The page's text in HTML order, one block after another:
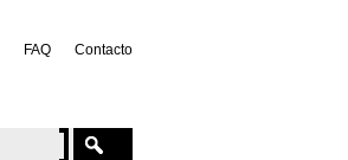
FAQ Contacto